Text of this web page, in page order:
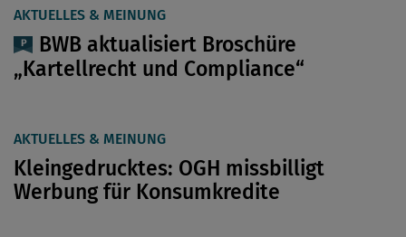
AKTUELLES & MEINUNG
BWB aktualisiert Broschüre
„Kartellrecht und Compliance“
AKTUELLES & MEINUNG
Kleingedrucktes: OGH missbilligt
Werbung für Konsumkredite